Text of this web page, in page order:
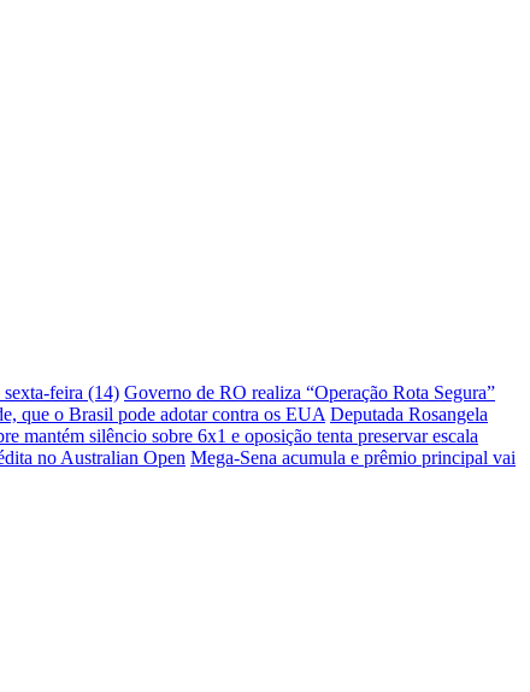
feira (14) Governo de RO realiza “Operação Rota Segura”
que o Brasil pode adotar contra os EUA Deputada Rosangela
mantém silêncio sobre 6x1 e oposição tenta preservar escala
no Australian Open Mega-Sena acumula e prêmio principal vai